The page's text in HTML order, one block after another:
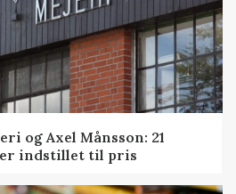
og Axel Månsson: 21
indstillet til pris